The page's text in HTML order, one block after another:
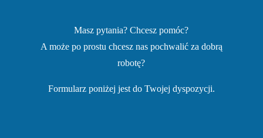
Masz pytania? Chcesz pomóc?
A może po prostu chcesz nas pochwalić za dobrą
robotę?
Formularz poniżej jest do Twojej dyspozycji.